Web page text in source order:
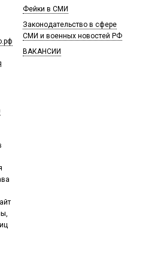
Фейки в СМИ
Законодательство в сфере
СМИ и военных новостей РФ
ВАКАНСИИ